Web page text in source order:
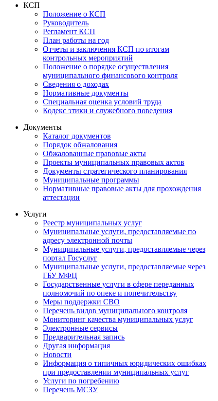
КСП
Положение о КСП
Руководитель
Регламент КСП
План работы на год
Отчеты и заключения КСП по итогам
контрольных мероприятий
Положение о порядке осуществления
муниципального финансового контроля
Сведения о доходах
Нормативные документы
Специальная оценка условий труда
Кодекс этики и служебного поведения
Документы
Каталог документов
Порядок обжалования
Обжалованные правовые акты
Проекты муниципальных правовых актов
Документы стратегического планирования
Муниципальные программы
Нормативные правовые акты для прохождения
аттестации
Услуги
Реестр муниципальных услуг
Муниципальные услуги, предоставляемые по
адресу электронной почты
Муниципальные услуги, предоставляемые через
портал Госуслуг
Муниципальные услуги, предоставляемые через
ГБУ МФЦ
Государственные услуги в сфере переданных
полномочий по опеке и попечительству
Меры поддержки СВО
Перечень видов муниципального контроля
Мониторинг качества муниципальных услуг
Электронные сервисы
Предварительная запись
Другая информация
Новости
Информация о типичных юридических ошибках
при предоставлении муниципальных услуг
Услуги по погребению
Перечень МСЗУ